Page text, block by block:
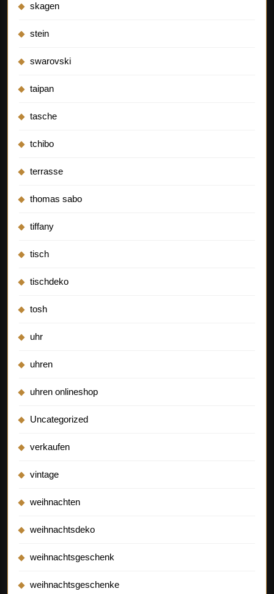
skagen
stein
swarovski
taipan
tasche
tchibo
terrasse
thomas sabo
tiffany
tisch
tischdeko
tosh
uhr
uhren
uhren onlineshop
Uncategorized
verkaufen
vintage
weihnachten
weihnachtsdeko
weihnachtsgeschenk
weihnachtsgeschenke